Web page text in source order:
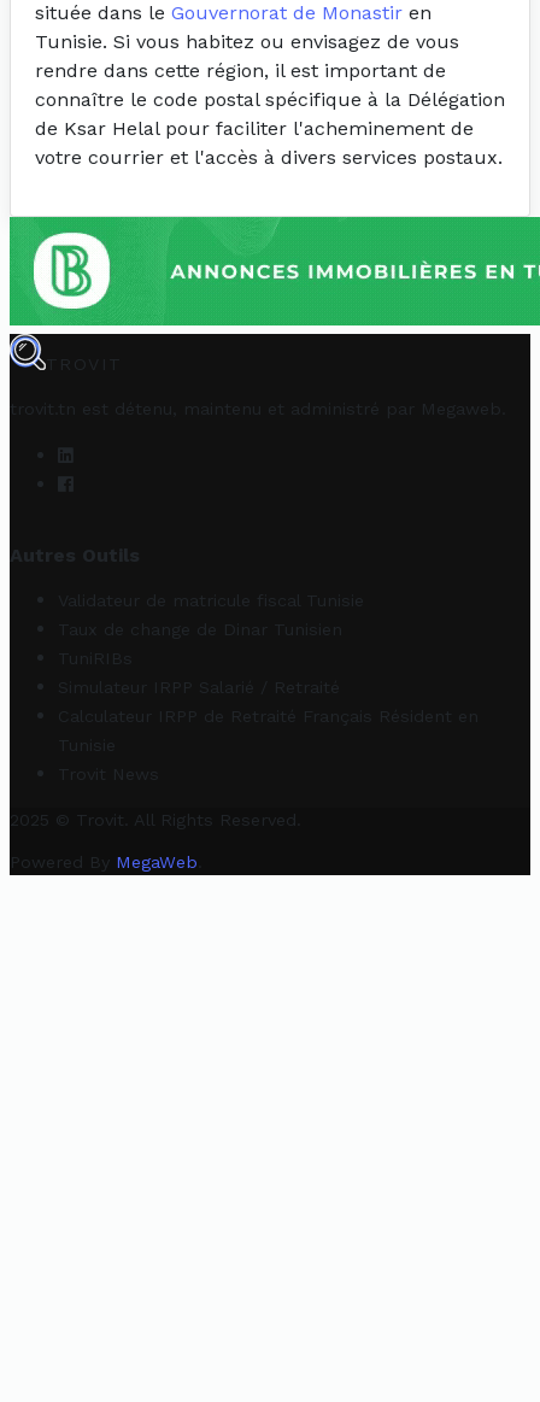
située dans le Gouvernorat de Monastir en
Tunisie. Si vous habitez ou envisagez de vous
rendre dans cette région, il est important de
connaître le code postal spécifique à la Délégation
de Ksar Helal pour faciliter l'acheminement de
votre courrier et l'accès à divers services postaux.
TROVIT
trovit.tn est détenu, maintenu et administré par Megaweb
Autres Outils
Validateur de matricule fiscal Tunisie
Taux de change de Dinar Tunisien
TuniRIBs
Simulateur IRPP Salarié / Retraité
Calculateur IRPP de Retraité Français Résident en
Tunisie
Trovit News
2025 © Trovit. All Rights Reserved.
Powered By MegaWeb